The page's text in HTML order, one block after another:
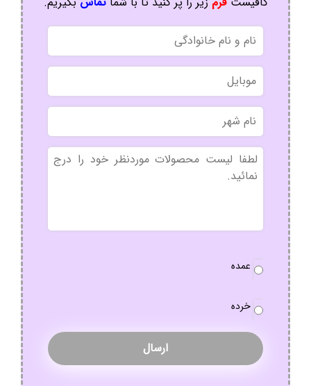
نام
و
نام
خانوادگی
موبایل
نام
شهر
بدون
عنوان
سفارش
عمده
خرده